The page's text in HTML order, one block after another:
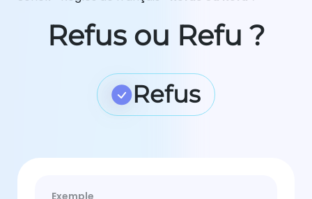
Refus ou Refu ?
Refus
Exemple